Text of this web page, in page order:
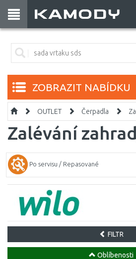
ZOBRAZIT NABÍDKU
OUTLET Čerpadla
Zalévání
Po servisu / Repasované
FILTR
Oblíbenosti